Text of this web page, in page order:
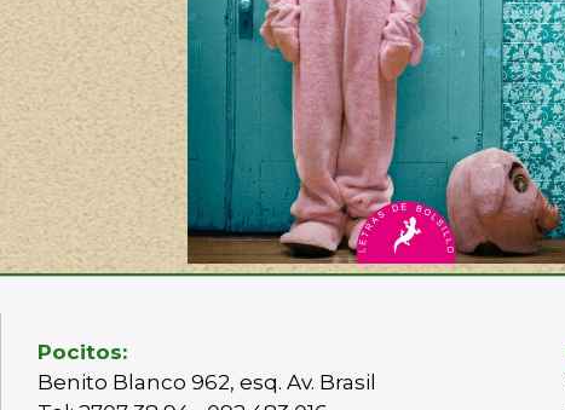
Pocitos:
Benito Blanco 962, esq. Av. Brasil